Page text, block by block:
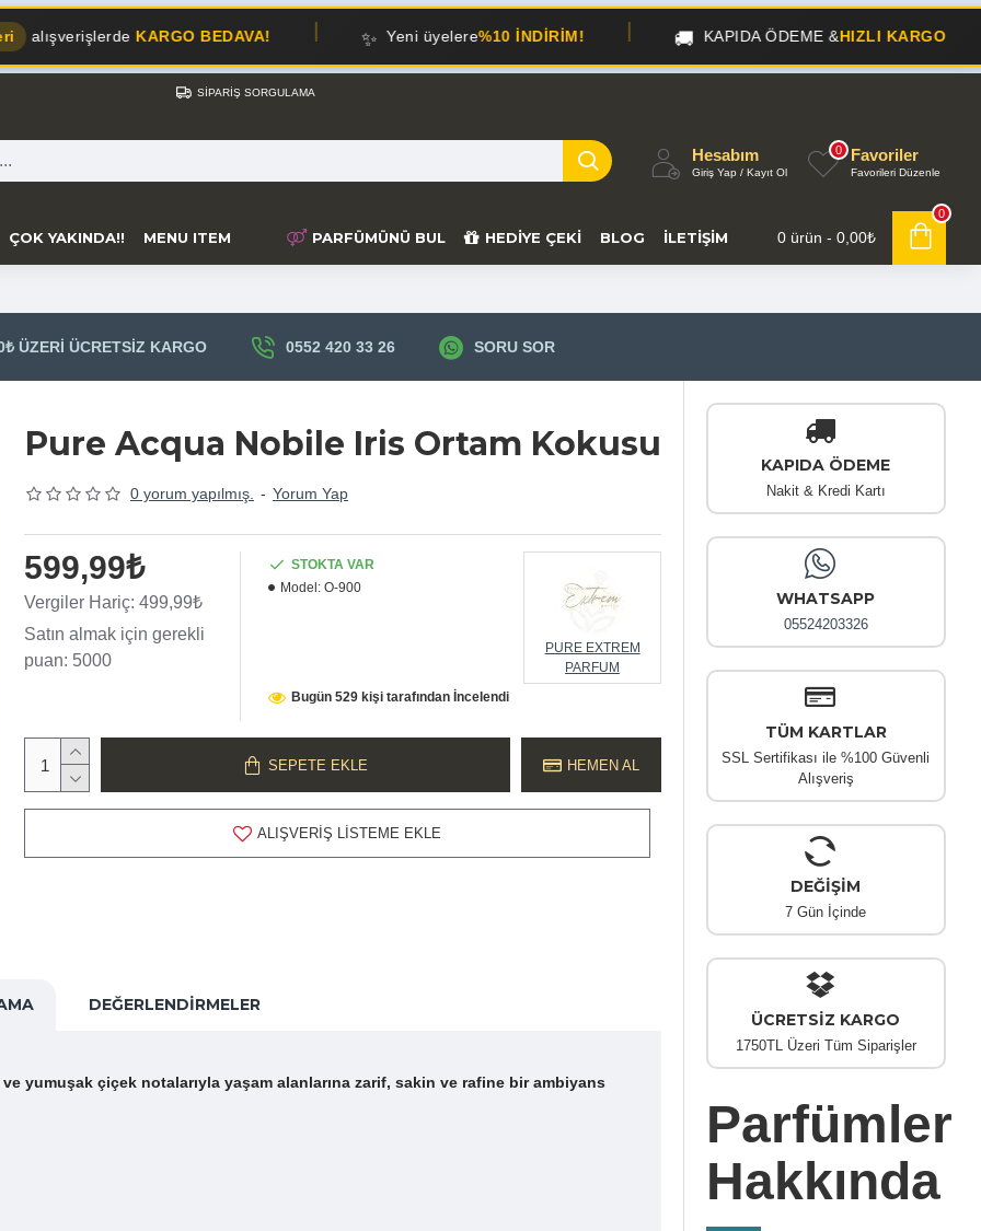
KARGO BEDAVA! ✨ Yeni üyelere %10 İNDİRİM! 🚚 KAPIDA ÖDEME &HIZLI KARGO 🎁
SIPARIŞ SORGULAMA
Hesabım
Giriş Yap / Kayıt Ol
Favoriler
Favorileri Düzenle
0
ÇOK YAKINDA!! MENU ITEM PARFÜMÜNÜ BUL HEDIYE ÇEKI BLOG İLETIŞIM 0 ürün - 0,00₺
0
ÜZERI ÜCRETSIZ KARGO 0552 420 33 26 SORU SOR
Pure Acqua Nobile Iris Ortam Kokusu
0 yorum yapılmış. - Yorum Yap
599,99₺
Vergiler Hariç: 499,99₺
Satın almak için gerekli
puan: 5000
STOKTA VAR
Model: O-900
PURE EXTREM
PARFUM
Bugün 529 kişi tarafından İncelendi
SEPETE EKLE HEMEN AL
ALIŞVERIŞ LISTEME EKLE
DEĞERLENDIRMELER
yumuşak çiçek notalarıyla yaşam alanlarına zarif, sakin ve rafine bir ambiyans
KAPIDA ÖDEME
Nakit & Kredi Kartı
WHATSAPP
05524203326
TÜM KARTLAR
SSL Sertifikası ile %100 Güvenli
Alışveriş
DEĞİŞİM
7 Gün İçinde
ÜCRETSİZ KARGO
1750TL Üzeri Tüm Siparişler
Parfümler
Hakkında